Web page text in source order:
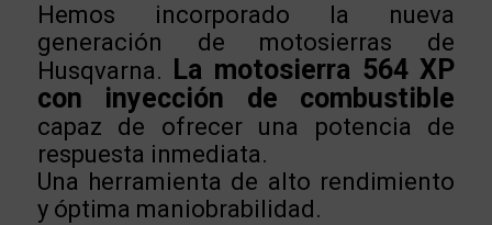
Hemos incorporado la nueva
generación de motosierras de
Husqvarna.
La motosierra 564 XP
con inyección de combustible
capaz de ofrecer una potencia de
respuesta inmediata.
Una herramienta de alto rendimiento
y óptima maniobrabilidad.